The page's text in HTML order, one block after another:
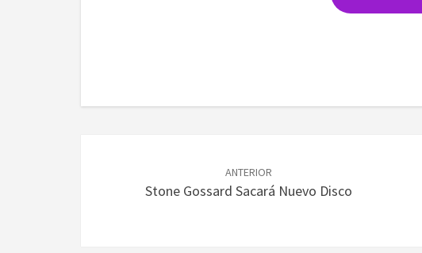
entradas
ANTERIOR
Stone Gossard Sacará Nuevo Disco